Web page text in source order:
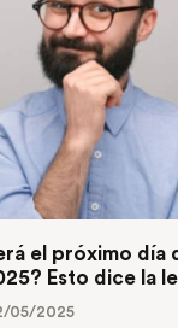
el próximo día
Esto dice la
05/2025